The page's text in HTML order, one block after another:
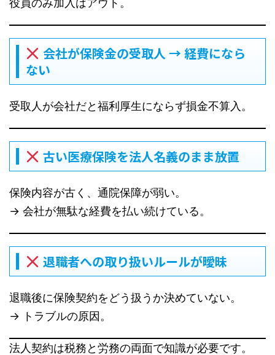
役員のみ加入はアウト。
会社が保険金の受取人 → 経費になら
ない
受取人が会社だと福利厚生にならず損金不算入。
古い医療保険を法人名義のまま放置
保険内容が古く、通院保障が弱い。
→ 会社が無駄な経費を払い続けている。
退職者への取り扱いルールが曖昧
退職後に保険契約をどう扱うか決めていない。
→ トラブルの原因。
法人契約は税務と労務の両面で知識が必要です。